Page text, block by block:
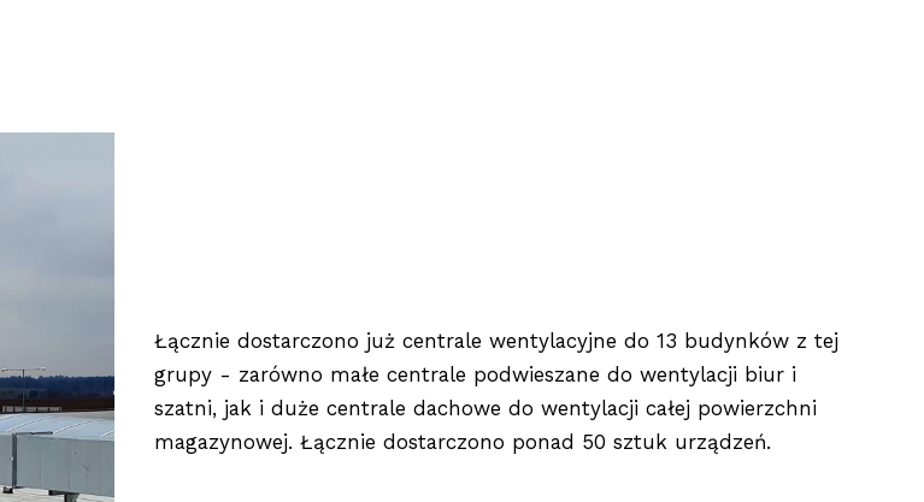
Łącznie dostarczono już centrale wentylacyjne do 13 budynków z tej
grupy - zarówno małe centrale podwieszane do wentylacji biur i
szatni, jak i duże centrale dachowe do wentylacji całej powierzchni
magazynowej. Łącznie dostarczono ponad 50 sztuk urządzeń.